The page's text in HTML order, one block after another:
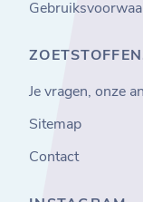
Je vragen, onze
Sitemap
Contact